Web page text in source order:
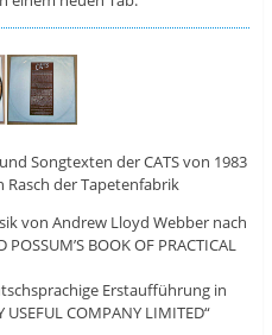
Songtexten der CATS von 1983
der Tapetenfabrik
von Andrew Lloyd Webber nach
BOOK OF PRACTICAL
Erstaufführung in
COMPANY LIMITED“